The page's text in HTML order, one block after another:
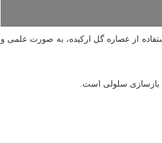
از عصاره گل ارکیده، به صورت علمی و
بازسازی سلولی است.